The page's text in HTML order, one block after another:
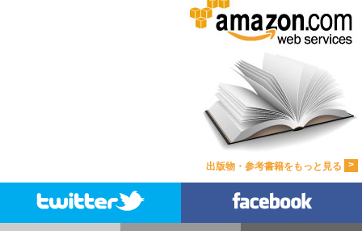
出版物・参考書籍をもっと見る >